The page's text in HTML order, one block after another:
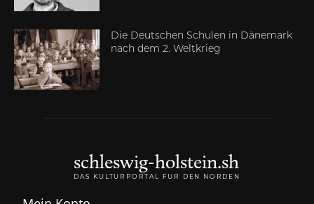
Die Deutschen Schulen in Dänemark
nach dem 2. Weltkrieg
schleswig-holstein.sh
DAS KULTURPORTAL FÜR DEN NORDEN